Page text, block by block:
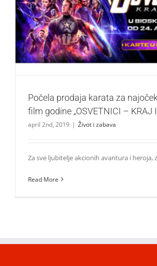
Počela prodaja karata za najočekivaniji
„OSVETNICI – KRAJ IGRE“
Život i zabava
Počela prodaja karata za
film godine „OSVETNICI – KRAJ
april 2nd, 2019 | Život i zabava
Za sve ljubitelje akcionih avantura i heroja,
Read More